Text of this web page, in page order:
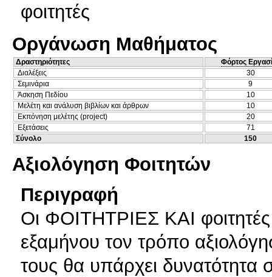
φοιτητές
Οργάνωση Μαθήματος
Δραστηριότητες
Φόρτος
Διαλέξεις
30
Σεμινάρια
9
Άσκηση Πεδίου
10
Μελέτη και ανάλυση βιβλίων και άρθρων
10
Εκπόνηση μελέτης (project)
20
Εξετάσεις
71
Σύνολο
150
Αξιολόγηση Φοιτητών
Περιγραφή
Οι ΦΟΙΤΗΤΡΙΕΣ ΚΑΙ
εξαμήνου τον τρόπο
τους θα υπάρχει δυνατότητα